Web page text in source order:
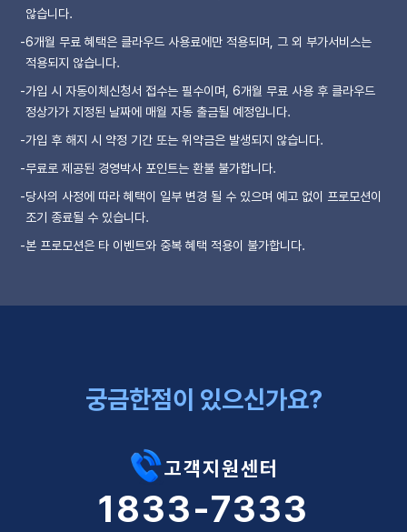
않습니다.
-6개월 무료 혜택은 클라우드 사용료에만 적용되며, 그 외 부가서비스는
적용되지 않습니다.
-가입 시 자동이체신청서 접수는 필수이며, 6개월 무료 사용 후 클라우드
정상가가 지정된 날짜에 매월 자동 출금될 예정입니다.
-가입 후 해지 시 약정 기간 또는 위약금은 발생되지 않습니다.
-무료로 제공된 경영박사 포인트는 환불 불가합니다.
-당사의 사정에 따라 혜택이 일부 변경 될 수 있으며 예고 없이 프로모션이
조기 종료될 수 있습니다.
-본 프로모션은 타 이벤트와 중복 혜택 적용이 불가합니다.
궁금한점이 있으신가요?
고객지원센터
1833-7333